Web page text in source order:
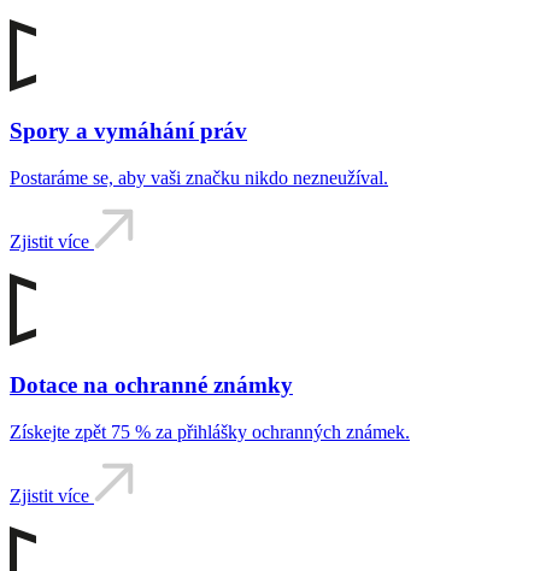
Spory a vymáhání práv
Postaráme se, aby vaši značku nikdo nezneužíval.
Zjistit více
Dotace na ochranné známky
Získejte zpět 75 % za přihlášky ochranných známek.
Zjistit více